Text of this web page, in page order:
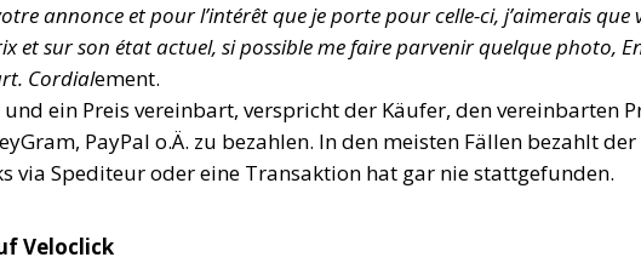
annonce et pour l’intérêt que je porte pour celle-ci, j’aimerais que
et sur son état actuel, si possible me faire parvenir quelque photo,
Cordialement.
ein Preis vereinbart, verspricht der Käufer, den vereinbarten
PayPal o.Ä. zu bezahlen. In den meisten Fällen bezahlt der
via Spediteur oder eine Transaktion hat gar nie stattgefunden.
Veloclick